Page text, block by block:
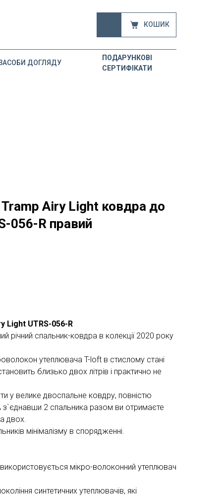
КОШИК
ПОДАРУНКОВІ
СЕРТИФІКАТИ
ДОГЛЯДУ
Airy Light ковдра до
056-R правий
Light UTRS-056-R
річний спальник-ковдра в колекції 2020 року
утеплювача T-loft в стислому стані
близько двох літрів і практично не
у велике двоспальне ковдру, повністю
2 спальника разом ви отримаєте
двох.
мінімалізму в спорядженні.
мікро-волоконний утеплювач
синтетичних утеплювачів, які